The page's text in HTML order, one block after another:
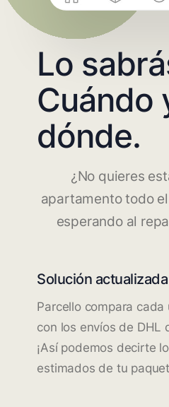
Lo
Cuándo
dónde.
¿No quieres
apartamento todo
esperando al
Solución actualizada
Parcello compara
con los envíos de DHL
¡Así podemos decirte
estimados de tu